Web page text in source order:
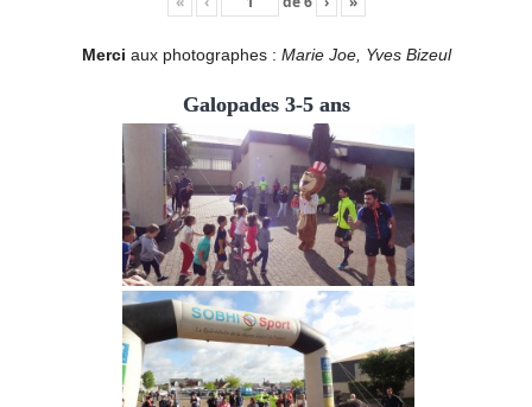
Merci aux photographes : Marie Joe, Yves Bizeul
Galopades 3-5 ans